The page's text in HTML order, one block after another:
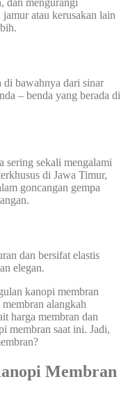
dan mengurangi
atau kerusakan lain
di bawahnya dari sinar
– benda yang berada di
sering sekali mengalami
di Jawa Timur,
goncangan gempa
dan bersifat elastis
elegan.
kanopi membran
alangkah
harga membran dan
membran saat ini. Jadi,
Membran